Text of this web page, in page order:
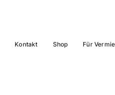
Kontakt Shop Für